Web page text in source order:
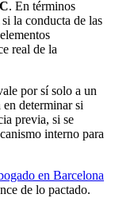
. En términos
la conducta de las
real de la
por sí solo a un
determinar si
previa, si se
interno para
en Barcelona
de lo pactado.